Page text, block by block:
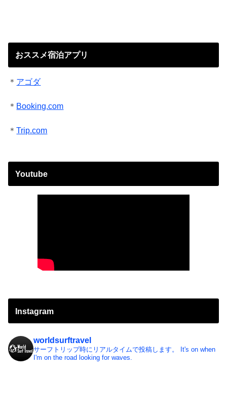
おススメ宿泊アプリ
＊ アゴダ
＊ Booking.com
＊Trip.com
Youtube
Instagram
worldsurftravel
サーフトリップ時にリアルタイムで投稿します。
It's on when
I'm on the road looking for waves.